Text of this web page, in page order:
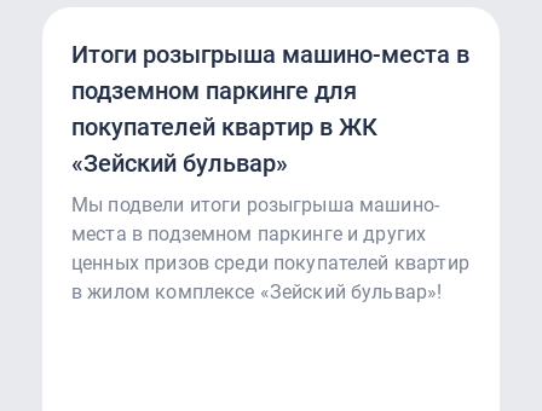
Итоги розыгрыша машино-места в
подземном паркинге для
покупателей квартир в ЖК
«Зейский бульвар»
Мы подвели итоги розыгрыша машино-
места в подземном паркинге и других
ценных призов среди покупателей квартир
в жилом комплексе «Зейский бульвар»!